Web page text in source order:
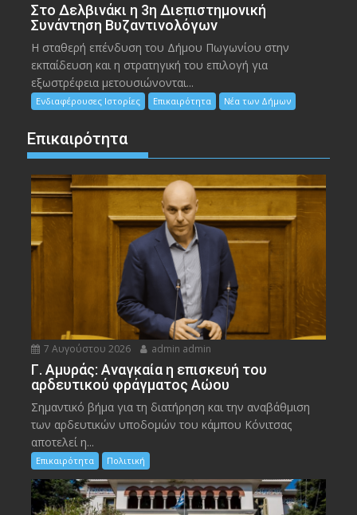
Στο Δελβινάκι η 3η Διεπιστημονική
Συνάντηση Βυζαντινολόγων
Η σταθερή επένδυση του Δήμου Πωγωνίου στην
εκπαίδευση και η στρατηγική του επιλογή για
εξωστρέφεια μετουσιώνονται...
Ενδιαφέρουσες Ιστορίες Επικαιρότητα Νέα των Δήμων
Επικαιρότητα
7 Αυγούστου 2026 admin admin
Γ. Αμυράς: Αναγκαία η επισκευή του
αρδευτικού φράγματος Αώου
Σημαντικό βήμα για τη διατήρηση και την αναβάθμιση
των αρδευτικών υποδομών του κάμπου Κόνιτσας
αποτελεί η...
Επικαιρότητα Πολιτική